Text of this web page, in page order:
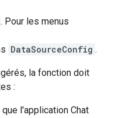
. Pour les menus
DataSourceConfig .
la fonction doit
:
que l'application Chat